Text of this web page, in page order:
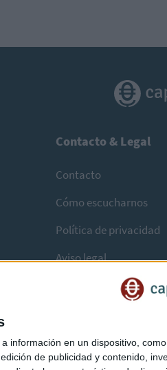
información en un dispositivo,
de publicidad y contenido,
Contacto & Legal
Contacto
Cómo escucharnos
Política de privacidad
Aviso legal